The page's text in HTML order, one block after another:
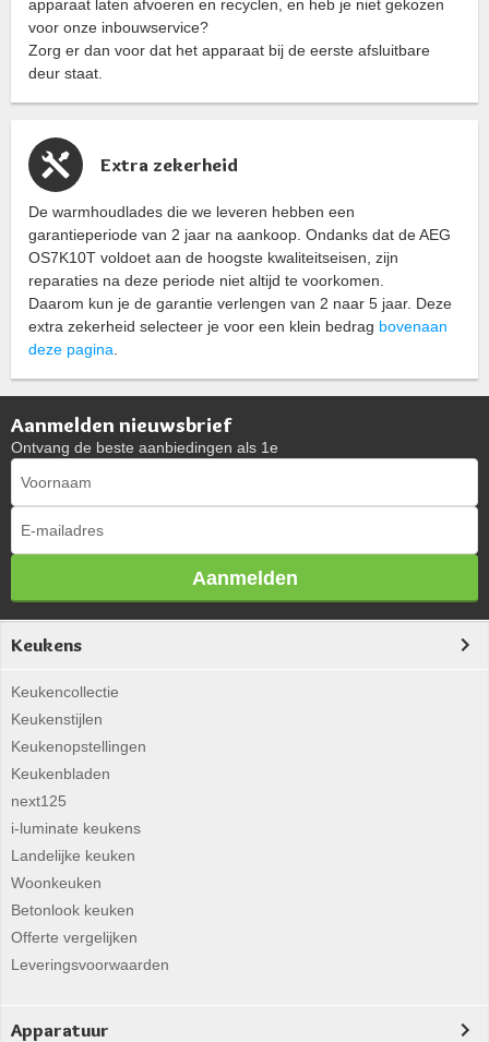
apparaat laten afvoeren en recyclen, en heb je niet gekozen
voor onze inbouwservice?
Zorg er dan voor dat het apparaat bij de eerste afsluitbare
deur staat.
Extra zekerheid
De warmhoudlades die we leveren hebben een
garantieperiode van 2 jaar na aankoop. Ondanks dat de AEG
OS7K10T voldoet aan de hoogste kwaliteitseisen, zijn
reparaties na deze periode niet altijd te voorkomen.
Daarom kun je de garantie verlengen van 2 naar 5 jaar. Deze
extra zekerheid selecteer je voor een klein bedrag bovenaan
deze pagina
Aanmelden nieuwsbrief
Ontvang de beste aanbiedingen als 1e
Aanmelden
Keukens
Keukencollectie
Keukenstijlen
Keukenopstellingen
Keukenbladen
next125
i-luminate keukens
Landelijke keuken
Woonkeuken
Betonlook keuken
Offerte vergelijken
Leveringsvoorwaarden
Apparatuur